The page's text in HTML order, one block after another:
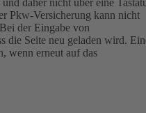
Pkw-Versicherung kann nicht
Bei der Eingabe von
die Seite neu geladen wird.
wenn erneut auf das